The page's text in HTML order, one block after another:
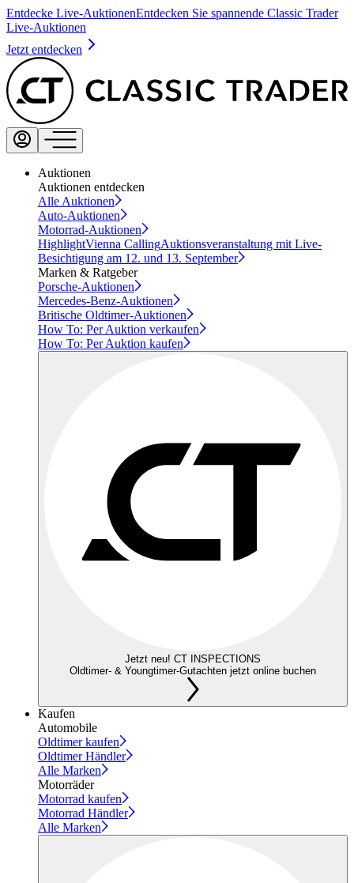
Entdecke Live-AuktionenEntdecken Sie spannende Classic Trader
Live-Auktionen
Jetzt entdecken
Auktionen
Auktionen entdecken
Alle Auktionen
Auto-Auktionen
Motorrad-Auktionen
HighlightVienna CallingAuktionsveranstaltung mit Live-
Besichtigung am 12. und 13. September
Marken & Ratgeber
Porsche-Auktionen
Mercedes-Benz-Auktionen
Britische Oldtimer-Auktionen
How To: Per Auktion verkaufen
How To: Per Auktion kaufen
Jetzt neu! CT INSPECTIONS
Oldtimer- & Youngtimer-Gutachten jetzt online buchen
Kaufen
Automobile
Oldtimer kaufen
Oldtimer Händler
Alle Marken
Motorräder
Motorrad kaufen
Motorrad Händler
Alle Marken